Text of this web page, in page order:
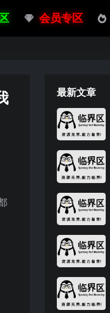
会员专区
最新文章